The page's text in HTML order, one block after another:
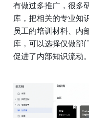
有做过多推广，很多
库，把相关的专业知
员工的培训材料、内
库，可以选择仅做部
促进了内部知识流动。